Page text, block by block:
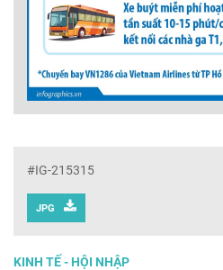
#IG-215315
JPG
KINH TẾ - HỘI NHẬP